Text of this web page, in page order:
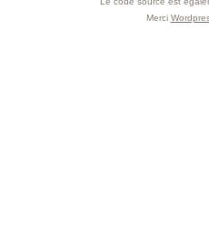
Merci